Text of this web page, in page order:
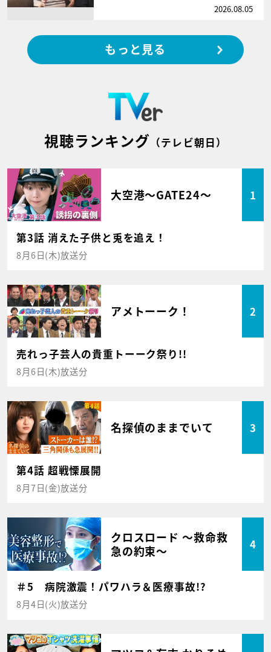
2026.08.05
もっと見る
視聴ランキング （テレビ朝日）
大空港～GATE24～ 1
第3話 消えた子供と兎を追え！
8月6日(木)放送分
アメトーーク！ 2
売れっ子芸人の貴重トーーク祭り!!
8月6日(木)放送分
名探偵のままでいて 3
第4話 超戦慄展開
8月7日(金)放送分
クロスロード ～救命救
急の約束～
4
＃5 病院激震！パワハラ＆医療事故!?
8月4日(火)放送分